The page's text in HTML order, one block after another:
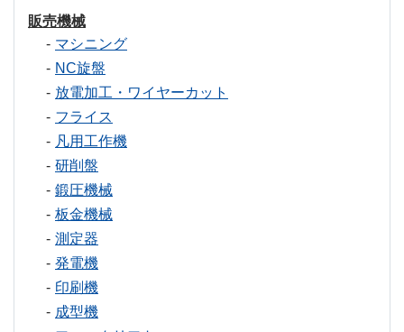
販売機械
マシニング
NC旋盤
放電加工・ワイヤーカット
フライス
凡用工作機
研削盤
鍛圧機械
板金機械
測定器
発電機
印刷機
成型機